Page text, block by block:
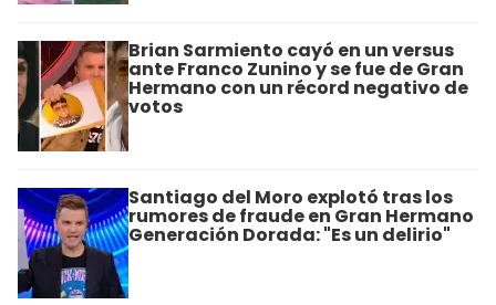
Brian Sarmiento cayó en un versus
ante Franco Zunino y se fue de Gran
Hermano con un récord negativo de
votos
Santiago del Moro explotó tras los
rumores de fraude en Gran Hermano
Generación Dorada: "Es un delirio"